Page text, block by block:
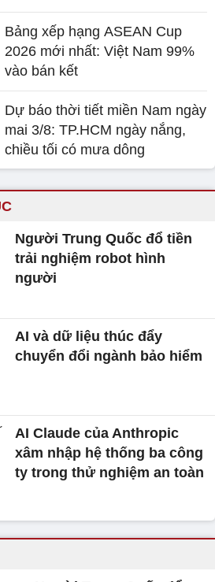
Bảng xếp hạng ASEAN Cup
2026 mới nhất: Việt Nam 99%
vào bán kết
Dự báo thời tiết miền Nam ngày
mai 3/8: TP.HCM ngày nắng,
chiều tối có mưa dông
Người Trung Quốc đổ tiền
trải nghiệm robot hình
người
AI và dữ liệu thúc đẩy
chuyển đổi ngành bảo hiểm
AI Claude của Anthropic
xâm nhập hệ thống ba công
ty trong thử nghiệm an toàn